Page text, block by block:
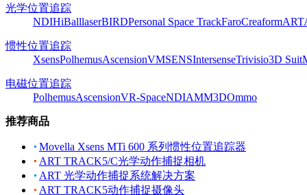
光学位置追踪
NDIHiBalllaserBIRDPersonal Space TrackFaroCreaformART
惯性位置追踪
XsensPolhemusAscensionVMSENSIntersenseTrivisio3D Suit
电磁位置追踪
PolhemusAscensionVR-SpaceNDIAMM3DOmmo
推荐商品
Movella Xsens MTi 600 系列惯性位置追踪器
ART TRACK5/C光学动作捕捉相机
ART 光学动作捕捉系统解决方案
ART TRACK5动作捕捉摄像头